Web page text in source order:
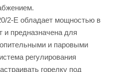
2-E обладает мощностью в
и предназначена для
и паровыми
регулирования
горелку под